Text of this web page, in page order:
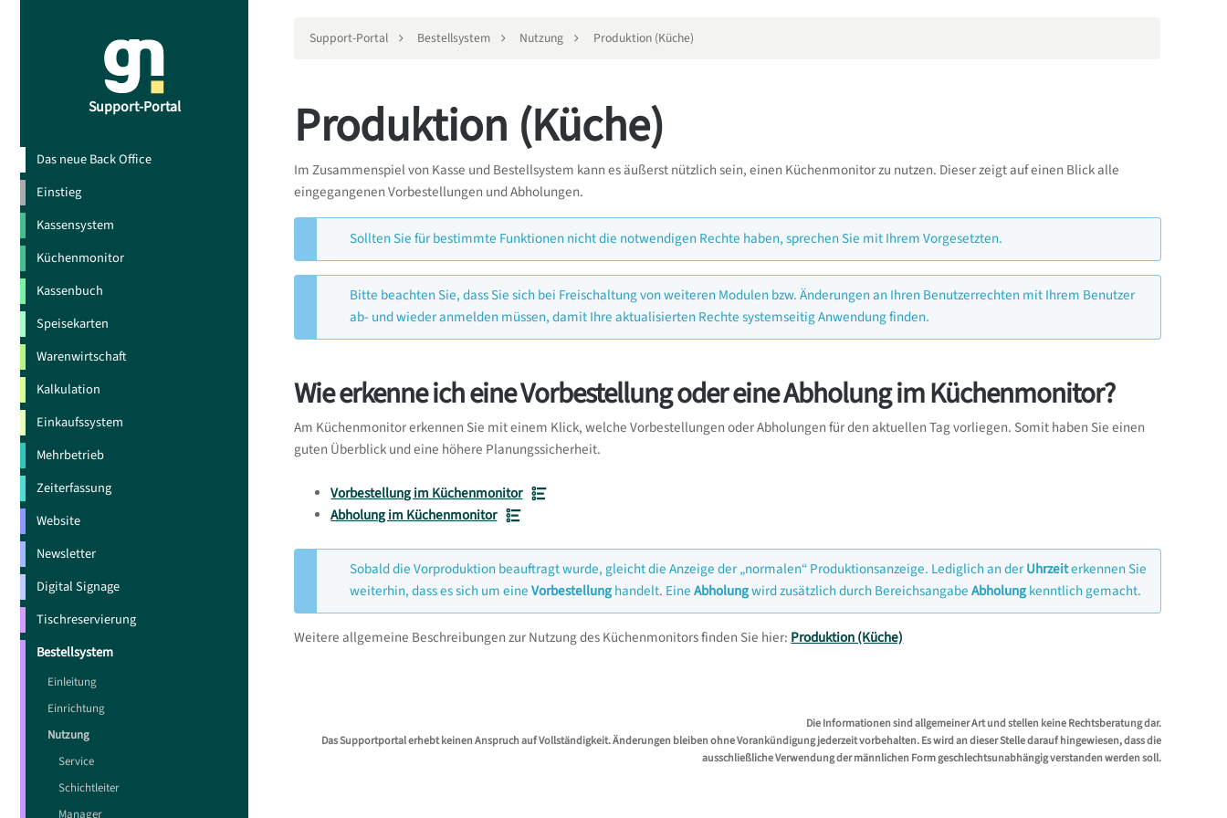
Support-Portal
Das neue Back Office
Einstieg
Kassensystem
Küchenmonitor
Kassenbuch
Speisekarten
Warenwirtschaft
Kalkulation
Einkaufssystem
Mehrbetrieb
Zeiterfassung
Website
Newsletter
Digital Signage
Tischreservierung
Bestellsystem
Einleitung
Einrichtung
Nutzung
Service
Schichtleiter
Manager
Support-Portal Bestellsystem Nutzung Produktion (Küche)
Produktion (Küche)
Im Zusammenspiel von Kasse und Bestellsystem kann es äußerst nützlich sein, einen Küchenmonitor zu nutzen. Dieser zeigt auf einen Blick alle
eingegangenen Vorbestellungen und Abholungen.
Sollten Sie für bestimmte Funktionen nicht die notwendigen Rechte haben, sprechen Sie mit Ihrem Vorgesetzten.
Bitte beachten Sie, dass Sie sich bei Freischaltung von weiteren Modulen bzw. Änderungen an Ihren Benutzerrechten mit Ihrem Benutzer
ab- und wieder anmelden müssen, damit Ihre aktualisierten Rechte systemseitig Anwendung finden.
Wie erkenne ich eine Vorbestellung oder eine Abholung im Küchenmonitor?
Am Küchenmonitor erkennen Sie mit einem Klick, welche Vorbestellungen oder Abholungen für den aktuellen Tag vorliegen. Somit haben Sie einen
guten Überblick und eine höhere Planungssicherheit.
Vorbestellung im Küchenmonitor
Abholung im Küchenmonitor
Sobald die Vorproduktion beauftragt wurde, gleicht die Anzeige der „normalen“ Produktionsanzeige. Lediglich an derUhrzeiterkennen Sie
weiterhin, dass es sich um eineVorbestellunghandelt. EineAbholungwird zusätzlich durch BereichsangabeAbholungkenntlich gemacht.
Weitere allgemeine Beschreibungen zur Nutzung des Küchenmonitors finden Sie hier:Produktion (Küche)
Die Informationen sind allgemeiner Art und stellen keine Rechtsberatung dar.
Das Supportportal erhebt keinen Anspruch auf Vollständigkeit. Änderungen bleiben ohne Vorankündigung jederzeit vorbehalten. Es wird an dieser Stelle darauf hingewiesen, dass die
ausschließliche Verwendung der männlichen Form geschlechtsunabhängig verstanden werden soll.